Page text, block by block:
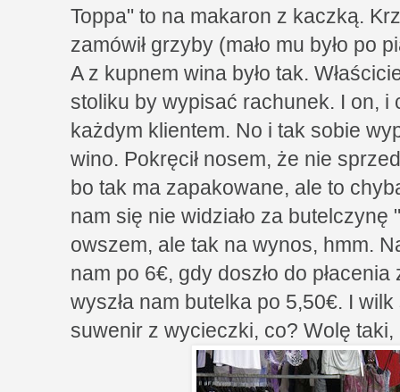
Toppa" to na makaron z kaczką.
zamówił grzyby (mało mu było po
A z kupnem wina było tak.
stoliku by wypisać rachunek. I on,
każdym klientem. No i tak sobie
wino. Pokręcił nosem, że nie
bo tak ma zapakowane, ale to
nam się nie widziało za
owszem, ale tak na wynos, hmm.
nam po 6€, gdy doszło do
wyszła nam butelka po 5,50€. I
suwenir z wycieczki, co? Wolę